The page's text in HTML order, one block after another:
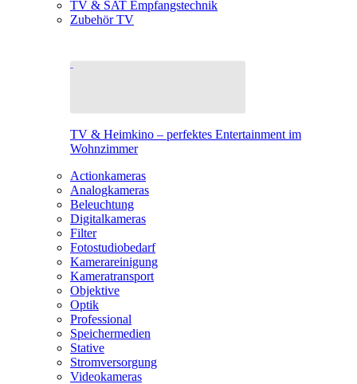
TV & SAT Empfangstechnik
Zubehör TV
TV & Heimkino – perfektes Entertainment im
Wohnzimmer
Actionkameras
Analogkameras
Beleuchtung
Digitalkameras
Filter
Fotostudiobedarf
Kamerareinigung
Kameratransport
Objektive
Optik
Professional
Speichermedien
Stative
Stromversorgung
Videokameras